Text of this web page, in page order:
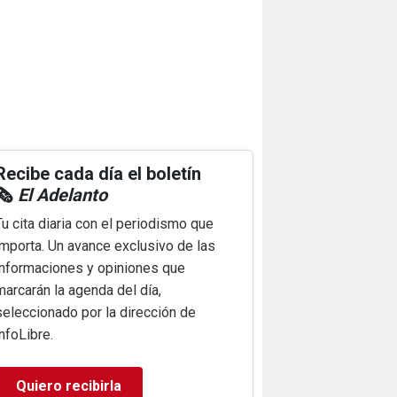
cada día el boletín
El Adelanto
cita diaria con el periodismo que
Un avance exclusivo de las
y opiniones que
la agenda del día,
por la dirección de
Quiero recibirla